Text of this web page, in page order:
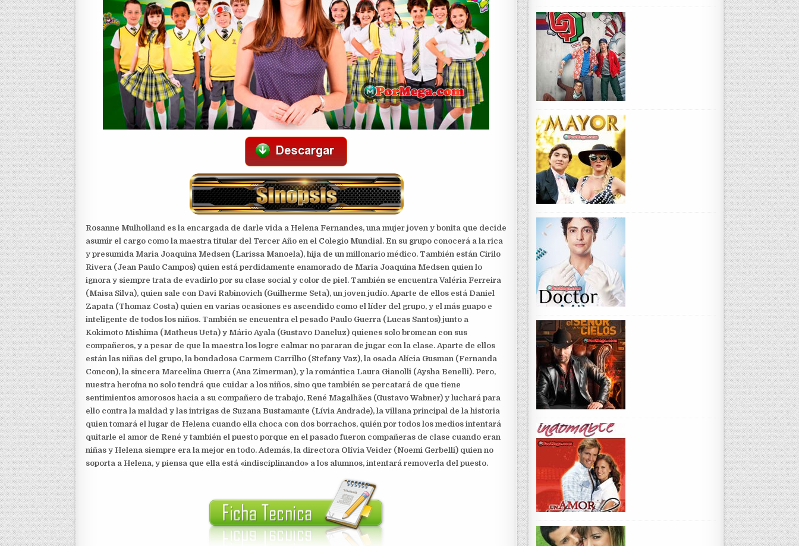
Rosanne Mulholland es la encargada de darle vida a Helena Fernandes, una mujer joven y bonita que decide
asumir el cargo como la maestra titular del Tercer Año en el Colegio Mundial. En su grupo conocerá a la rica
y presumida Maria Joaquina Medsen (Larissa Manoela), hija de un millonario médico. También están Cirilo
Rivera (Jean Paulo Campos) quien está perdidamente enamorado de Maria Joaquina Medsen quien lo
ignora y siempre trata de evadirlo por su clase social y color de piel. También se encuentra Valéria Ferreira
(Maisa Silva), quien sale con Davi Rabinovich (Guilherme Seta), un joven judío. Aparte de ellos está Daniel
Zapata (Thomaz Costa) quien en varias ocasiones es ascendido como el líder del grupo, y el más guapo e
inteligente de todos los niños. También se encuentra el pesado Paulo Guerra (Lucas Santos) junto a
Kokimoto Mishima (Matheus Ueta) y Mário Ayala (Gustavo Daneluz) quienes solo bromean con sus
compañeros, y a pesar de que la maestra los logre calmar no pararan de jugar con la clase. Aparte de ellos
están las niñas del grupo, la bondadosa Carmem Carrilho (Stefany Vaz), la osada Alícia Gusman (Fernanda
Concon), la sincera Marcelina Guerra (Ana Zimerman), y la romántica Laura Gianolli (Aysha Benelli). Pero,
nuestra heroína no solo tendrá que cuidar a los niños, sino que también se percatará de que tiene
sentimientos amorosos hacia a su compañero de trabajo, René Magalhães (Gustavo Wabner) y luchará para
ello contra la maldad y las intrigas de Suzana Bustamante (Lívia Andrade), la villana principal de la historia
quien tomará el lugar de Helena cuando ella choca con dos borrachos, quién por todos los medios intentará
quitarle el amor de René y también el puesto porque en el pasado fueron compañeras de clase cuando eran
niñas y Helena siempre era la mejor en todo. Además, la directora Olívia Veider (Noemi Gerbelli) quien no
soporta a Helena, y piensa que ella está «indisciplinando» a los alumnos, intentará removerla del puesto.